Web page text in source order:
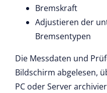
Bremskraft
Adjustieren der
Bremsentypen
Die Messdaten und
Bildschirm abgelesen,
PC oder Server